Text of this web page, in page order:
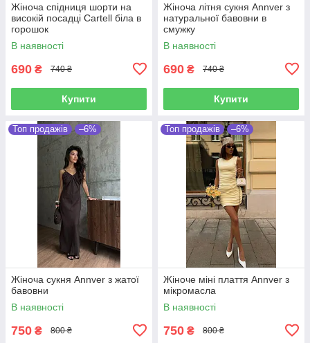
Жіноча спідниця шорти на
високій посадці Cartell біла в
горошок
В наявності
690 ₴ 740 ₴
Купити
Жіноча літня сукня Annver з
натуральної бавовни в
смужку
В наявності
690 ₴ 740 ₴
Купити
Топ продажів –6%
Жіноча сукня Annver з жатої
бавовни
В наявності
750 ₴ 800 ₴
Топ продажів –6%
Жіноче міні плаття Annver з
мікромасла
В наявності
750 ₴ 800 ₴